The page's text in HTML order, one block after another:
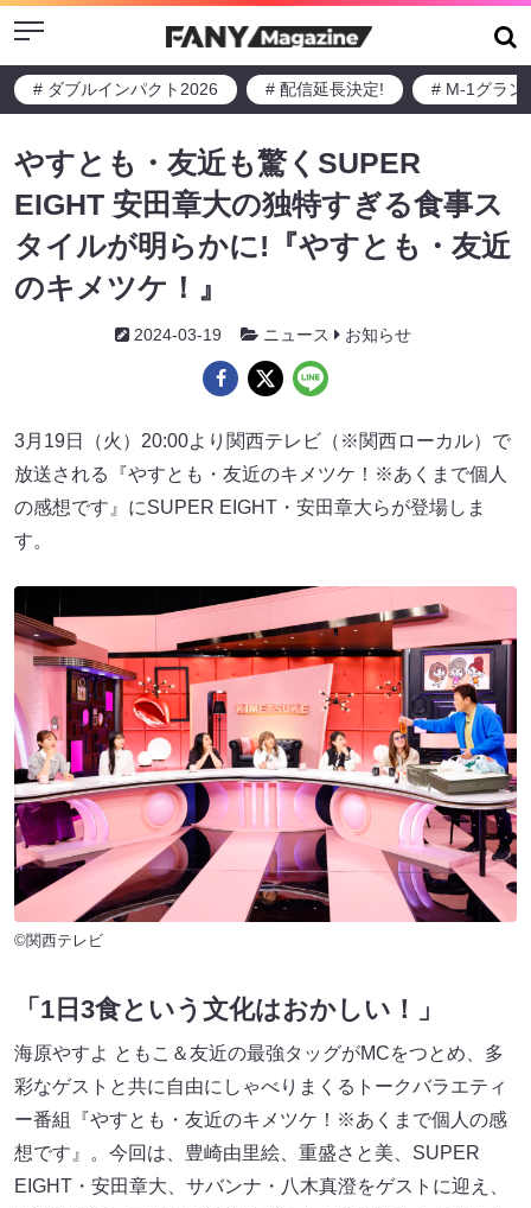
Menu
# ダブルインパクト2026 # 配信延長決定! # M-1グラン
やすとも・友近も驚くSUPER
EIGHT 安田章大の独特すぎる食事ス
タイルが明らかに!『やすとも・友近
のキメツケ！』
2024-03-19 ニュース お知らせ
3月19日（火）20:00より関西テレビ（※関西ローカル）で
放送される『やすとも・友近のキメツケ！※あくまで個人
の感想です』にSUPER EIGHT・安田章大らが登場しま
す。
©関西テレビ
「1日3食という文化はおかしい！」
海原やすよ ともこ＆友近の最強タッグがMCをつとめ、多
彩なゲストと共に自由にしゃべりまくるトークバラエティ
ー番組『やすとも・友近のキメツケ！※あくまで個人の感
想です』。今回は、豊崎由里絵、重盛さと美、SUPER
EIGHT・安田章大、サバンナ・八木真澄をゲストに迎え、